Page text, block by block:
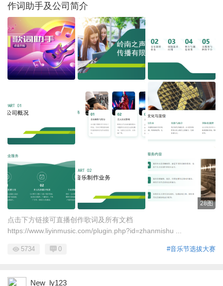
作词助手及公司简介
28图
点击下方链接可直播创作歌词及所有文档
https://www.liyinmusic.com/plugin.php?id=zhanmishu ...
#音乐节选拔大赛
5734 0
New_ly123